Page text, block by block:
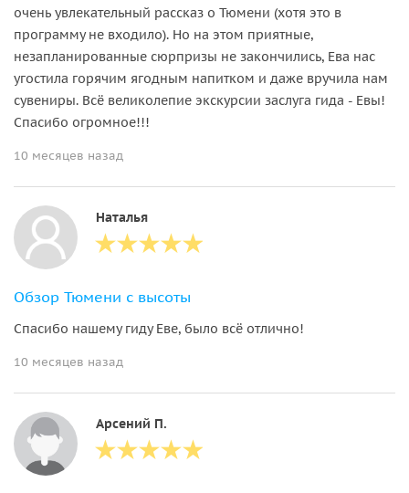
очень увлекательный рассказ о Тюмени (хотя это в
программу не входило). Но на этом приятные,
незапланированные сюрпризы не закончились, Ева нас
угостила горячим ягодным напитком и даже вручила нам
сувениры. Всё великолепие экскурсии заслуга гида - Евы!
Спасибо огромное!!!
10 месяцев назад
Наталья
Обзор Тюмени с высоты
Спасибо нашему гиду Еве, было всё отлично!
10 месяцев назад
Арсений П.